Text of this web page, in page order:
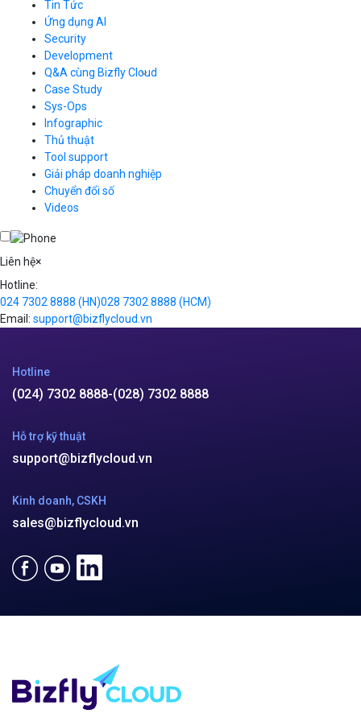
Cloud Server
CDN
Load Balancer
Auto Scaling
Container Registry
Kubernetes
Cloud Database
Call Center
Business Email
Simple Storage
VOD
VPN
Traffic Manager
Cloud VPS
Videos
Tin Tức
Ứng dụng AI
Security
Development
Q&A cùng Bizfly Cloud
Q&A về Bizfly Cloud Server
Thao tác kết nối tới server
Videos
Q&A về Bizfly Business Email
Videos
Case Study
Sys-Ops
Infographic
Thủ thuật
Tool support
Giải pháp doanh nghiệp
Chuyển đổi số
Videos
Liên hệ×
Hotline:
024 7302 8888 (HN)028 7302 8888 (HCM)
Email: support@bizflycloud.vn
Hotline
(024) 7302 8888-(028) 7302 8888
Hỗ trợ kỹ thuật
support@bizflycloud.vn
Kinh doanh, CSKH
sales@bizflycloud.vn